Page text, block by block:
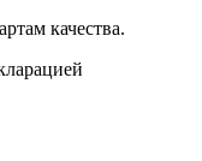
качества.